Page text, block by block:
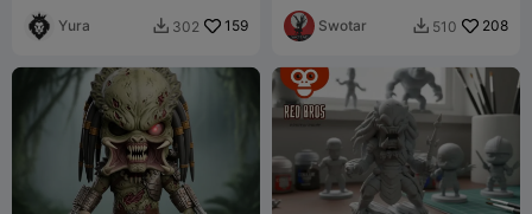
Yura  302 159 Swotar  510 208